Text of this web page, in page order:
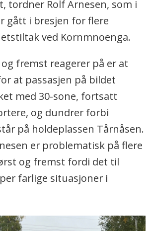
tordner Rolf Arnesen, som i
gått i bresjen for flere
ved Kornmnoenga.
fremst reagerer på er at
at passasjen på bildet
med 30-sone, fortsatt
og dundrer forbi
på holdeplassen Tårnåsen.
er problematisk på flere
og fremst fordi det til
farlige situasjoner i